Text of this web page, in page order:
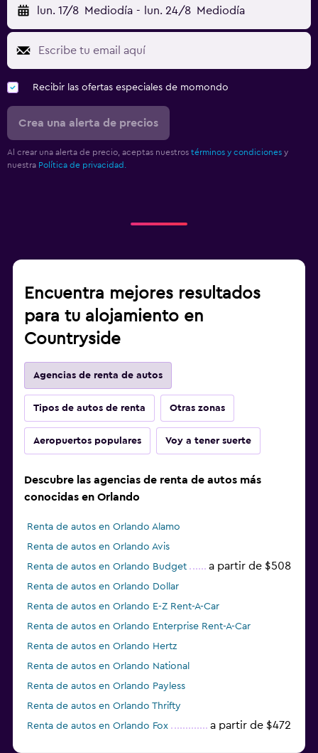
lun. 17/8 Mediodía - lun. 24/8 Mediodía
Recibir las ofertas especiales de momondo
Crea una alerta de precios
Al crear una alerta de precio, aceptas nuestros términos y condiciones y
nuestra Política de privacidad.
Encuentra mejores resultados
para tu alojamiento en
Countryside
Agencias de renta de autos
Tipos de autos de renta Otras zonas
Aeropuertos populares Voy a tener suerte
Descubre las agencias de renta de autos más
conocidas en Orlando
Renta de autos en Orlando Alamo
Renta de autos en Orlando Avis
Renta de autos en Orlando Budget
a partir de $508
Renta de autos en Orlando Dollar
Renta de autos en Orlando E-Z Rent-A-Car
Renta de autos en Orlando Enterprise Rent-A-Car
Renta de autos en Orlando Hertz
Renta de autos en Orlando National
Renta de autos en Orlando Payless
Renta de autos en Orlando Thrifty
Renta de autos en Orlando Fox
a partir de $472